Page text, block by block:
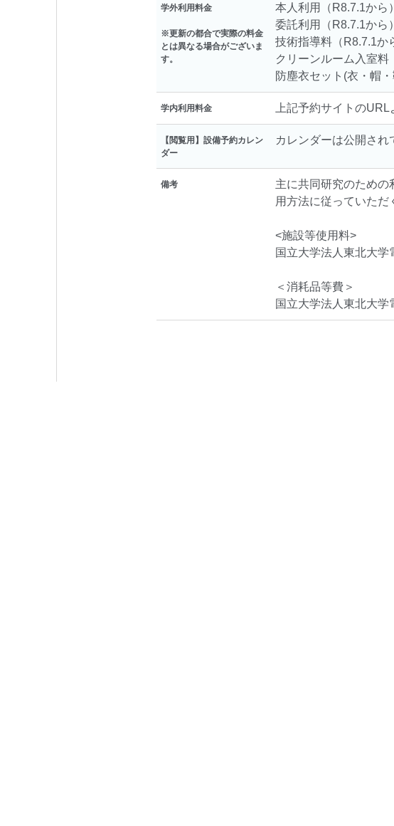
学外利用料金
※更新の都合で実際の料金
とは異なる場合がございま
す。
本人利用（R8.7.1から
委託利用（R8.7.1から
技術指導料（R8.7.1か
クリーンルーム入室料
防塵衣セット(衣・帽
学内利用料金 上記予約サイトの
【閲覧用】設備予約カレン
ダー
カレンダーは公開され
備考
主に共同研究のための
用方法に従っていただ
<施設等使用料>
国立大学法人東北大学
＜消耗品等費＞
国立大学法人東北大学